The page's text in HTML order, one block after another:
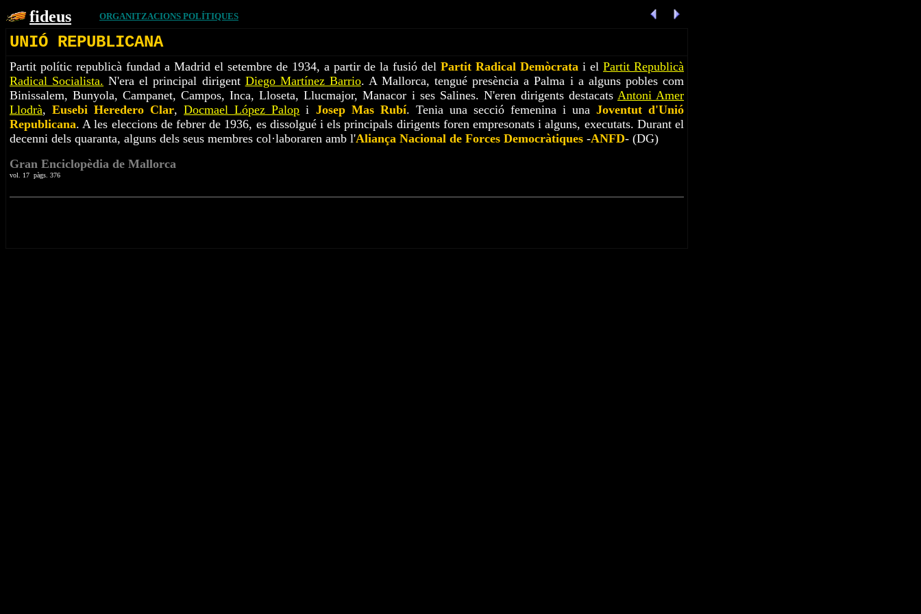
fideus ORGANITZACIONS POLÍTIQUES
UNIÓ REPUBLICANA
Partit polític republicà fundad a Madrid el setembre de 1934, a partir de la fusió delPartit Radical Demòcrata i elPartit Republicà
Radical Socialista. N'era el principal dirigent Diego Martínez Barrio. A Mallorca, tengué presència a Palma i a alguns pobles com
Binissalem, Bunyola, Campanet, Campos, Inca, Lloseta, Llucmajor, Manacor i ses Salines. N'eren dirigents destacats Antoni Amer
Llodrà,Eusebi Heredero Clar,Docmael López Palop i Josep Mas Rubí. Tenia una secció femenina i unaJoventut d'Unió
Republicana. A les eleccions de febrer de 1936, es dissolgué i els principals dirigents foren empresonats i alguns, executats. Durant el
decenni dels quaranta, alguns dels seus membres col·laboraren amb l'Aliança Nacional de Forces Democràtiques -ANFD- (DG)
Gran Enciclopèdia de Mallorca
vol. 17 pàgs. 376